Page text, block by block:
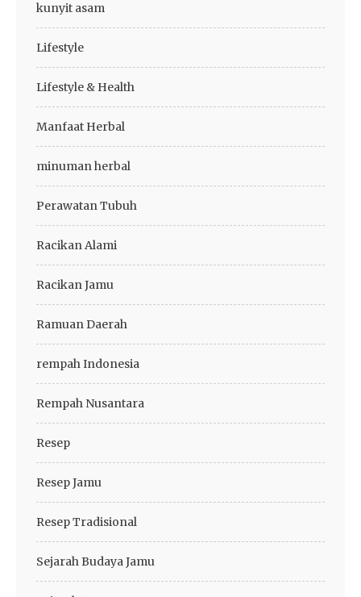
kunyit asam
Lifestyle
Lifestyle & Health
Manfaat Herbal
minuman herbal
Perawatan Tubuh
Racikan Alami
Racikan Jamu
Ramuan Daerah
rempah Indonesia
Rempah Nusantara
Resep
Resep Jamu
Resep Tradisional
Sejarah Budaya Jamu